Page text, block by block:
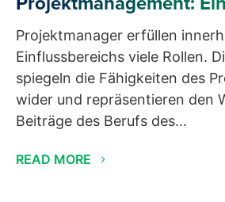
Projektmanager erfüllen
Einflussbereichs viele Rollen.
spiegeln die Fähigkeiten des
wider und repräsentieren den
Beiträge des Berufs des...
READ MORE